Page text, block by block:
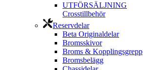
UTFÖRSÄLJNING
Crosstillbehör
Reservdelar
Beta Originaldelar
Bromsskivor
Broms & Kopplingsgrepp
Bromsbelägg